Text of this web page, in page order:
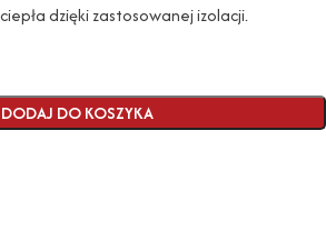
dzięki zastosowanej izolacji.
DODAJ DO KOSZYKA